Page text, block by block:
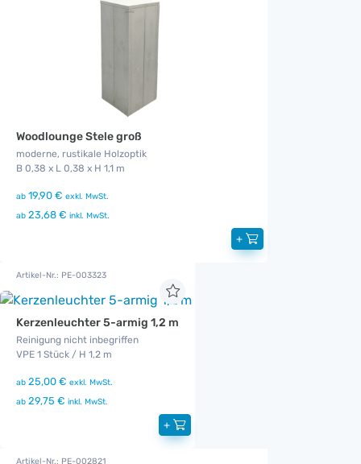
Woodlounge Stele groß
moderne, rustikale Holzoptik
B 0,38 x L 0,38 x H 1,1 m
ab 19,90 € exkl. MwSt.
ab 23,68 € inkl. MwSt.
+
Artikel-Nr.: PE-003323
Kerzenleuchter 5-armig 1,2 m
Reinigung nicht inbegriffen
VPE 1 Stück / H 1,2 m
ab 25,00 € exkl. MwSt.
ab 29,75 € inkl. MwSt.
+
Artikel-Nr.: PE-002821